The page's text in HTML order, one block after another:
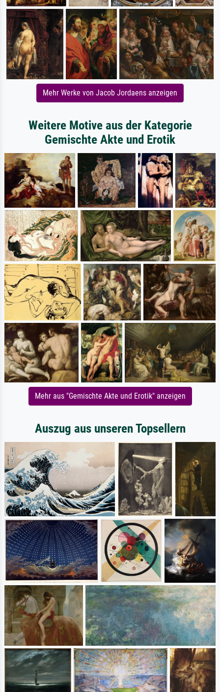
Mehr Werke von Jacob Jordaens anzeigen
Weitere Motive aus der Kategorie
Gemischte Akte und Erotik
Mehr aus "Gemischte Akte und Erotik" anzeigen
Auszug aus unseren Topsellern